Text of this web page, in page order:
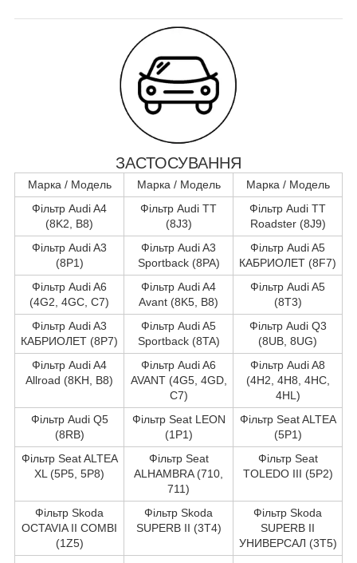
ЗАСТОСУВАННЯ
Марка / Модель Марка / Модель
Марка / Модель
Фільтр Audi A4
(8K2, B8)
Фільтр Audi TT
(8J3)
Фільтр Audi TT
Roadster (8J9)
Фільтр Audi A3
(8P1)
Фільтр Audi A3
Sportback (8PA)
Фільтр Audi A5
КАБРИОЛЕТ (8F7)
Фільтр Audi A6
(4G2, 4GC, C7)
Фільтр Audi A4
Avant (8K5, B8)
Фільтр Audi A5
(8T3)
Фільтр Audi A3
КАБРИОЛЕТ (8P7)
Фільтр Audi A5
Sportback (8TA)
Фільтр Audi Q3
(8UB, 8UG)
Фільтр Audi A4
Allroad (8KH, B8)
Фільтр Audi A6
AVANT (4G5, 4GD,
C7)
Фільтр Audi A8
(4H2, 4H8, 4HC,
4HL)
Фільтр Audi Q5
(8RB)
Фільтр Seat LEON
(1P1)
Фільтр Seat ALTEA
(5P1)
Фільтр Seat ALTEA
XL (5P5, 5P8)
Фільтр Seat
ALHAMBRA (710,
711)
Фільтр Seat
TOLEDO III (5P2)
Фільтр Skoda
OCTAVIA II COMBI
(1Z5)
Фільтр Skoda
SUPERB II (3T4)
Фільтр Skoda
SUPERB II
УНИВЕРСАЛ (3T5)